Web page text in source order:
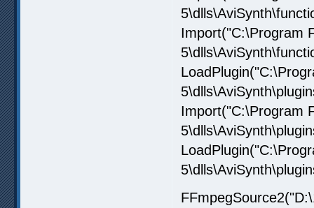
Import("C:\Program
Import("C:\Program